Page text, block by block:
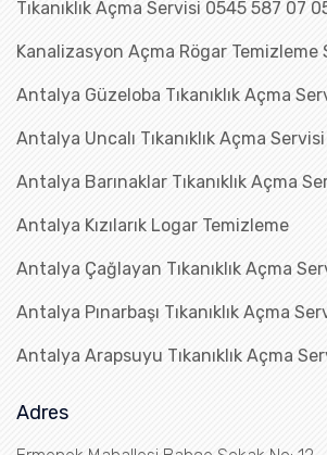
Tıkanıklık Açma Servisi 0545 587 07
Kanalizasyon Açma Rögar Temizleme
Antalya Güzeloba Tıkanıklık Açma
Antalya Uncalı Tıkanıklık Açma Servisi
Antalya Barınaklar Tıkanıklık Açma
Antalya Kızılarık Logar Temizleme
Antalya Çağlayan Tıkanıklık Açma
Antalya Pınarbaşı Tıkanıklık Açma
Antalya Arapsuyu Tıkanıklık Açma
Adres